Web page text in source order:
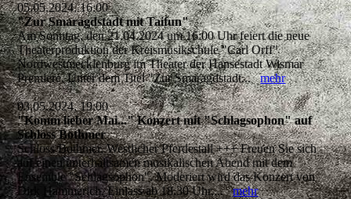
05.05.2024, 16:00
"Zur Smaragdstadt mit Taifun"
Am Sonntag, den 21.04.2024 um 16:00 Uhr feiert die neue
Theaterproduktion der Kreismusikschule "Carl Orff"
Nordwestmecklenburg im Theater der Hansestadt Wismar
Premiere. Unter dem Titel "Zur Smaragdstadt...mehr
03.05.2024, 19:00
"Komm lieber Mai..." Konzert mit "Schlagsophon" auf
Schloss Bothmer
Schloss Bothmer, Westlicher Pferdestall +++ Freuen Sie sich
auf einen unterhaltsamen musikalischen Abend mit dem
Ensemble "Schlagsophon". Moderiert wird das Konzert von
Dirk Hammerich. Einlass ab 18.30 Uhr,...mehr